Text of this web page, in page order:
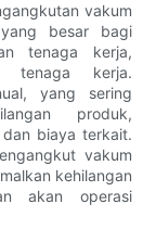
vakum
besar bagi
tenaga kerja,
tenaga kerja.
yang sering
produk,
biaya terkait.
vakum
kehilangan
akan operasi